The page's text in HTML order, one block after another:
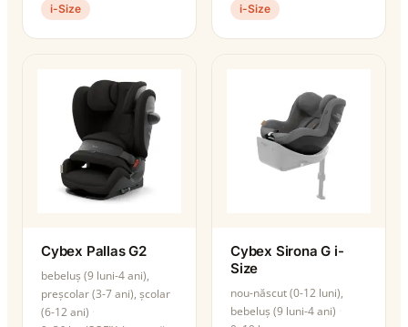
i-Size i-Size
Cybex Pallas G2
bebeluș (9 luni-4 ani),
preșcolar (3-7 ani), școlar
(6-12 ani)
Cybex Sirona G i-
Size
nou-născut (0-12 luni),
bebeluș (9 luni-4 ani)